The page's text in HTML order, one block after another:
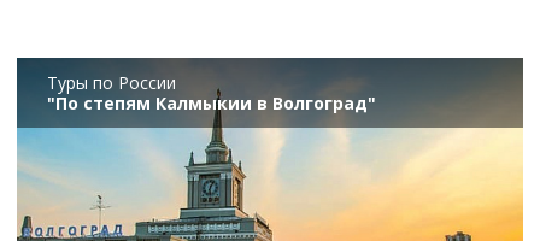
Туры по России
"По степям Калмыкии в Волгоград"